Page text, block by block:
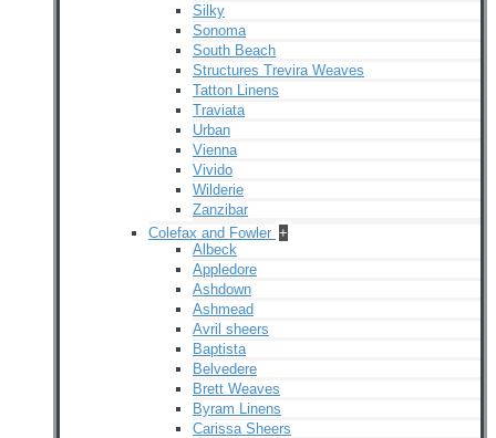
Silky
Sonoma
South Beach
Structures Trevira Weaves
Tatton Linens
Traviata
Urban
Vienna
Vivido
Wilderie
Zanzibar
Colefax and Fowler +
Albeck
Appledore
Ashdown
Ashmead
Avril sheers
Baptista
Belvedere
Brett Weaves
Byram Linens
Carissa Sheers